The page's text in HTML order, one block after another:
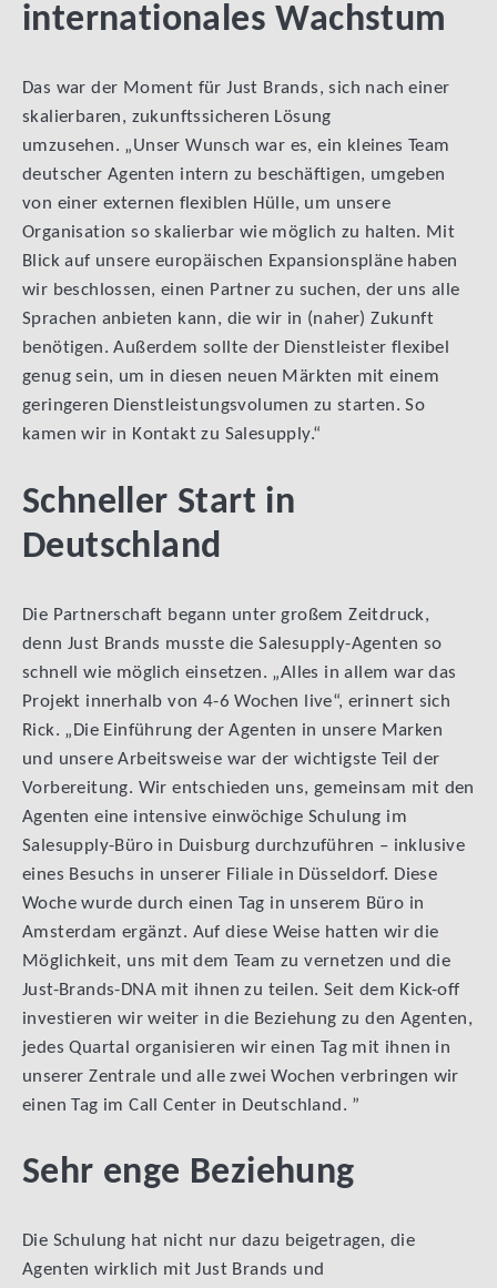
internationales Wachstum
Das war der Moment für Just Brands, sich nach einer
skalierbaren, zukunftssicheren Lösung
umzusehen. „Unser Wunsch war es, ein kleines Team
deutscher Agenten intern zu beschäftigen, umgeben
von einer externen flexiblen Hülle, um unsere
Organisation so skalierbar wie möglich zu halten. Mit
Blick auf unsere europäischen Expansionspläne haben
wir beschlossen, einen Partner zu suchen, der uns alle
Sprachen anbieten kann, die wir in (naher) Zukunft
benötigen. Außerdem sollte der Dienstleister flexibel
genug sein, um in diesen neuen Märkten mit einem
geringeren Dienstleistungsvolumen zu starten. So
kamen wir in Kontakt zu Salesupply.“
Schneller Start in
Deutschland
Die Partnerschaft begann unter großem Zeitdruck,
denn Just Brands musste die Salesupply-Agenten so
schnell wie möglich einsetzen. „Alles in allem war das
Projekt innerhalb von 4-6 Wochen live“, erinnert sich
Rick. „Die Einführung der Agenten in unsere Marken
und unsere Arbeitsweise war der wichtigste Teil der
Vorbereitung. Wir entschieden uns, gemeinsam mit den
Agenten eine intensive einwöchige Schulung im
Salesupply-Büro in Duisburg durchzuführen – inklusive
eines Besuchs in unserer Filiale in Düsseldorf. Diese
Woche wurde durch einen Tag in unserem Büro in
Amsterdam ergänzt. Auf diese Weise hatten wir die
Möglichkeit, uns mit dem Team zu vernetzen und die
Just-Brands-DNA mit ihnen zu teilen. Seit dem Kick-off
investieren wir weiter in die Beziehung zu den Agenten,
jedes Quartal organisieren wir einen Tag mit ihnen in
unserer Zentrale und alle zwei Wochen verbringen wir
einen Tag im Call Center in Deutschland. ”
Sehr enge Beziehung
Die Schulung hat nicht nur dazu beigetragen, die
Agenten wirklich mit Just Brands und